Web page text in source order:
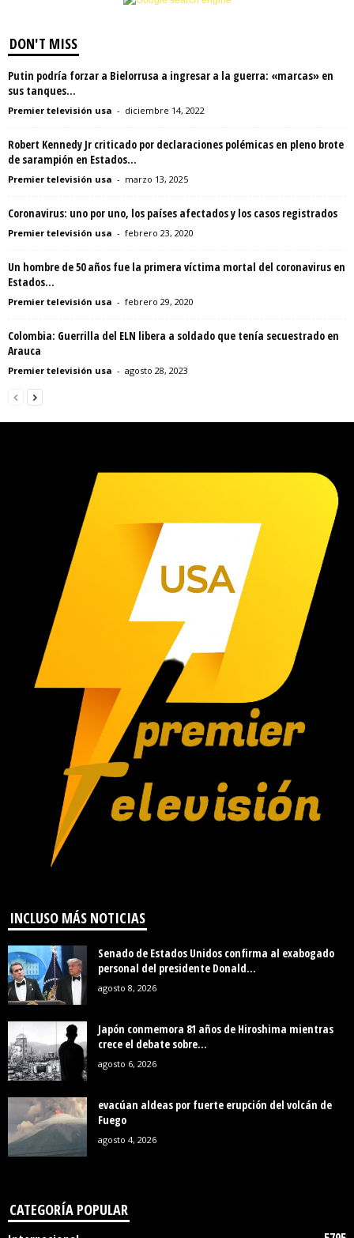
DON'T MISS
Putin podría forzar a Bielorrusa a ingresar a la guerra: «marcas» en
sus tanques...
Premier televisión usa - diciembre 14, 2022
Robert Kennedy Jr criticado por declaraciones polémicas en pleno brote
de sarampión en Estados...
Premier televisión usa - marzo 13, 2025
Coronavirus: uno por uno, los países afectados y los casos registrados
Premier televisión usa - febrero 23, 2020
Un hombre de 50 años fue la primera víctima mortal del coronavirus en
Estados...
Premier televisión usa - febrero 29, 2020
Colombia: Guerrilla del ELN libera a soldado que tenía secuestrado en
Arauca
Premier televisión usa - agosto 28, 2023
INCLUSO MÁS NOTICIAS
Senado de Estados Unidos confirma al exabogado
personal del presidente Donald...
agosto 8, 2026
Japón conmemora 81 años de Hiroshima mientras
crece el debate sobre...
agosto 6, 2026
evacúan aldeas por fuerte erupción del volcán de
Fuego
agosto 4, 2026
CATEGORÍA POPULAR